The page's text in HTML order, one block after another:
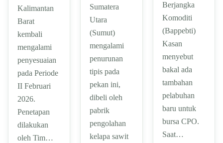
Kalimantan
Barat
kembali
mengalami
penyesuaian
pada Periode
II Februari
2026.
Penetapan
dilakukan
oleh Tim…
Sumatera
Utara
(Sumut)
mengalami
penurunan
tipis pada
pekan ini,
dibeli oleh
pabrik
pengolahan
kelapa sawit
Berjangka
Komoditi
(Bappebti)
Kasan
menyebut
bakal ada
tambahan
pelabuhan
baru untuk
bursa CPO.
Saat…